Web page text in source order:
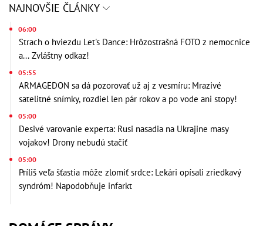
NAJNOVŠIE ČLÁNKY
06:00
Strach o hviezdu Let's Dance: Hrôzostrašná FOTO z nemocnice
a... Zvláštny odkaz!
05:55
ARMAGEDON sa dá pozorovať už aj z vesmíru: Mrazivé
satelitné snímky, rozdiel len pár rokov a po vode ani stopy!
05:00
Desivé varovanie experta: Rusi nasadia na Ukrajine masy
vojakov! Drony nebudú stačiť
05:00
Príliš veľa šťastia môže zlomiť srdce: Lekári opísali zriedkavý
syndróm! Napodobňuje infarkt